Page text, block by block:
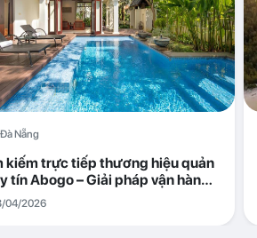
Nẵng
kiếm trực tiếp thương hiệu quản
tín Abogo – Giải pháp vận hành
hiệu quả, minh bạch
04/2026